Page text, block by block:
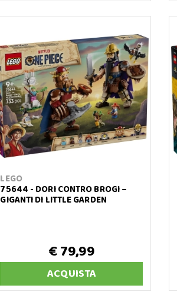
LEGO
75644 - DORI CONTRO BROGI –
GIGANTI DI LITTLE GARDEN
€ 79,99
ACQUISTA